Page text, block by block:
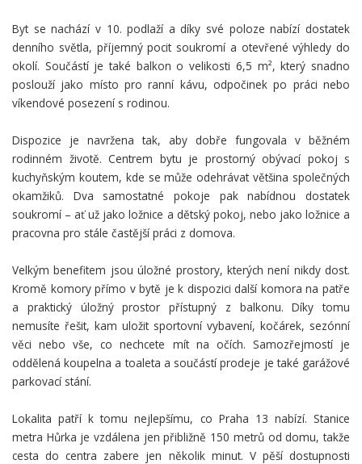
Byt se nachází v 10. podlaží a díky své poloze nabízí dostatek
denního světla, příjemný pocit soukromí a otevřené výhledy do
okolí. Součástí je také balkon o velikosti 6,5 m², který snadno
poslouží jako místo pro ranní kávu, odpočinek po práci nebo
víkendové posezení s rodinou.
Dispozice je navržena tak, aby dobře fungovala v běžném
rodinném životě. Centrem bytu je prostorný obývací pokoj s
kuchyňským koutem, kde se může odehrávat většina společných
okamžiků. Dva samostatné pokoje pak nabídnou dostatek
soukromí – ať už jako ložnice a dětský pokoj, nebo jako ložnice a
pracovna pro stále častější práci z domova.
Velkým benefitem jsou úložné prostory, kterých není nikdy dost.
Kromě komory přímo v bytě je k dispozici další komora na patře
a praktický úložný prostor přístupný z balkonu. Díky tomu
nemusíte řešit, kam uložit sportovní vybavení, kočárek, sezónní
věci nebo vše, co nechcete mít na očích. Samozřejmostí je
oddělená koupelna a toaleta a součástí prodeje je také garážové
parkovací stání.
Lokalita patří k tomu nejlepšímu, co Praha 13 nabízí. Stanice
metra Hůrka je vzdálena jen přibližně 150 metrů od domu, takže
cesta do centra zabere jen několik minut. V pěší dostupnosti